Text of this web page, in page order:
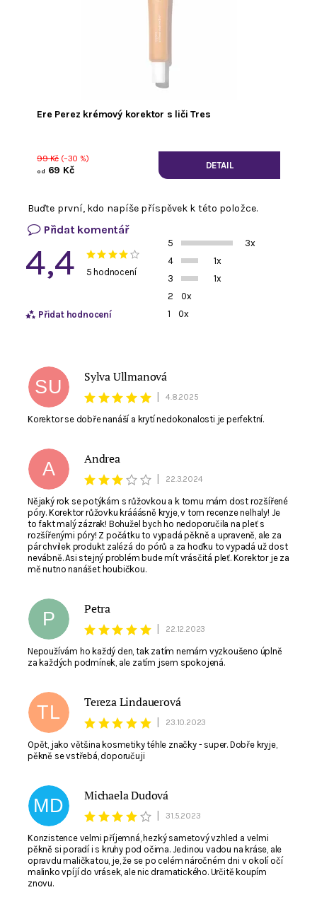
Ere Perez krémový korektor s liči Tres
99 Kč(–30 %)
od 69 Kč DETAIL
Buďte první, kdo napíše příspěvek k této položce.
Přidat komentář
4,4 5 hodnocení
Přidat hodnocení
5
3x
4
1x
3
1x
2
0x
1
0x
Souhlasím se zpracovánímosobních údajů. E-
mail není viditelný pro ostatní nakupující.
SU
Sylva Ullmanová
| 4.8.2025
Korektor se dobře nanáší a krytí nedokonalosti je perfektní.
A
Andrea
| 22.3.2024
Nějaký rok se potýkám s růžovkou a k tomu mám dost rozšířené
póry. Korektor růžovku krááásně kryje, v tom recenze nelhaly! Je
to fakt malý zázrak! Bohužel bych ho nedoporučila na pleť s
rozšířenými póry! Z počátku to vypadá pěkně a upraveně, ale za
pár chvilek produkt zalézá do pórů a za hoďku to vypadá už dost
nevábně. Asi stejný problém bude mít vrásčitá pleť. Korektor je za
mě nutno nanášet houbičkou.
P
Petra
| 22.12.2023
Nepoužívám ho každý den, tak zatím nemám vyzkoušeno úplně
za každých podmínek, ale zatím jsem spokojená.
TL
Tereza Lindauerová
| 23.10.2023
Opět, jako většina kosmetiky téhle značky - super. Dobře kryje,
pěkně se vstřebá, doporučuji
MD
Michaela Dudová
| 31.5.2023
Konzistence velmi příjemná, hezký sametový vzhled a velmi
pěkně si poradí i s kruhy pod očima. Jedinou vadou na kráse, ale
opravdu maličkatou, je, že se po celém náročném dni v okolí očí
malinko vpíjí do vrásek, ale nic dramatického. Určitě koupím
znovu.